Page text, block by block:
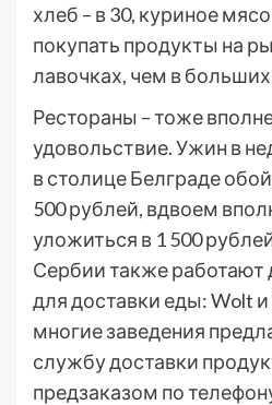
хлеб – в 30, куриное
покупать продукты на
лавочках, чем в
Рестораны – тоже
удовольствие. Ужин в
в столице Белграде
500 рублей, вдвоем
уложиться в 1 500
Сербии также работают
для доставки еды: Wolt
многие заведения
службу доставки
предзаказом по